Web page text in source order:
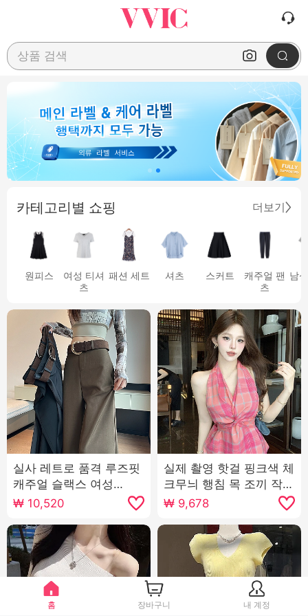
상품 검색
카테고리별 쇼핑 더보기
원피스
여성 티셔
츠
패션 세트 셔츠 스커트
캐주얼 팬
츠
남
실사 레트로 품격 루즈핏
캐주얼 슬랙스 여성
2025 봄 새로운 하이웨
이스트 슬림해 보이는 도
루 센스 바닥 청소 바지
긴 바지
₩ 10,520
실제 촬영 핫걸 핑크색 체
크무늬 행침 목 조끼 작은
대중 디자인 센스 불규칙
₩ 9,678
홈 장바구니 내 계정